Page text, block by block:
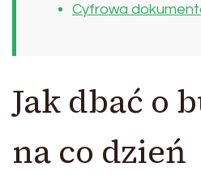
Cyfrowa
Jak dbać o
na co dzień